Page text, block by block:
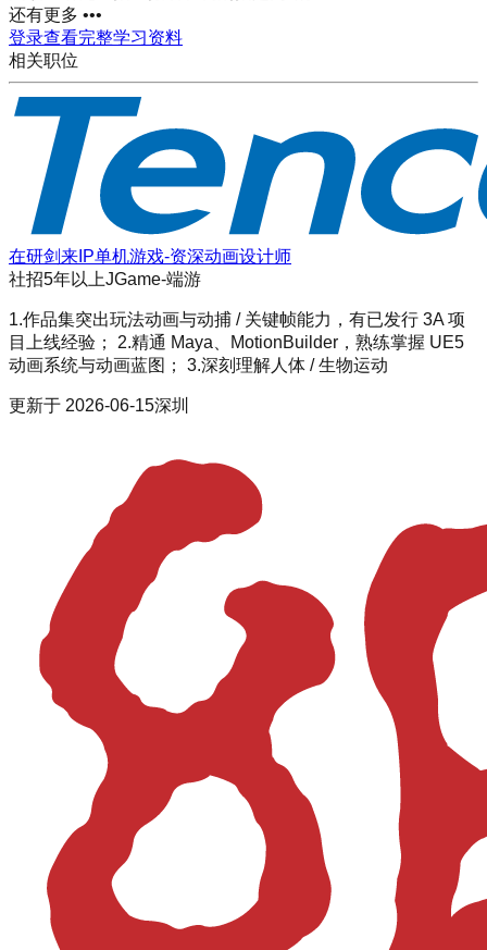
还有更多 •••
登录查看完整学习资料
相关职位
在研剑来IP单机游戏-资深动画设计师
社招5年以上JGame-端游
1.作品集突出玩法动画与动捕 / 关键帧能力，有已发行 3A 项
目上线经验； 2.精通 Maya、MotionBuilder，熟练掌握 UE5
动画系统与动画蓝图； 3.深刻理解人体 / 生物运动
更新于 2026-06-15深圳